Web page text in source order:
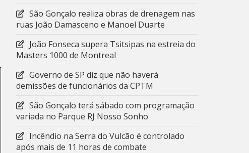
São Gonçalo realiza obras de drenagem nas
ruas João Damasceno e Manoel Duarte
João Fonseca supera Tsitsipas na estreia do
Masters 1000 de Montreal
Governo de SP diz que não haverá
demissões de funcionários da CPTM
São Gonçalo terá sábado com programação
variada no Parque RJ Nosso Sonho
Incêndio na Serra do Vulcão é controlado
após mais de 11 horas de combate